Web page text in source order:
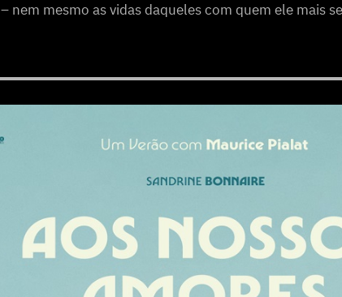
– nem mesmo as vidas daqueles com quem ele mais